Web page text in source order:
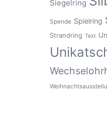
Siegelring
Spende Spielring
Strandring Text